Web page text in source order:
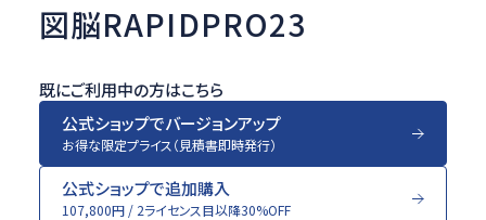
図脳RAPIDPRO23
既にご利用中の方はこちら
公式ショップでバージョンアップ
お得な限定プライス（見積書即時発行）
公式ショップで追加購入
107,800円 / 2ライセンス目以降30%OFF